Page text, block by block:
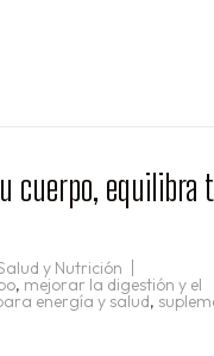
cuerpo, equilibra
y Nutrición
, mejorar la digestión y el
energía y salud,